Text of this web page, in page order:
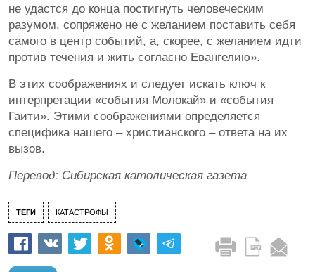
не удастся до конца постигнуть человеческим
разумом, сопряжено не с желанием поставить себя
самого в центр событий, а, скорее, с желанием идти
против течения и жить согласно Евангелию».
В этих соображениях и следует искать ключ к
интерпретации «события Молокай» и «события
Гаити». Этими соображениями определяется
специфика нашего – христианского – ответа на их
вызов.
Перевод: Сибирская католическая газета
ТЕГИ КАТАСТРОФЫ